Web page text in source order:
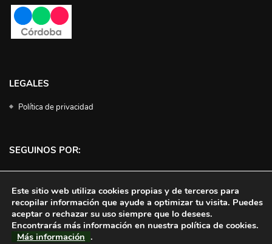
LEGALES
Política de privacidad
SEGUINOS POR:
Este sitio web utiliza cookies propias y de terceros para
recopilar información que ayude a optimizar tu visita. Puedes
aceptar o rechazar su uso siempre que lo desees.
Encontrarás más información en nuestra política de cookies.
Más información .